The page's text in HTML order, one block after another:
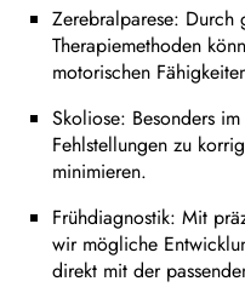
Zerebralparese: Durch
Therapiemethoden
motorischen
Skoliose: Besonders
Fehlstellungen zu
minimieren.
Frühdiagnostik: Mit
wir mögliche
direkt mit der